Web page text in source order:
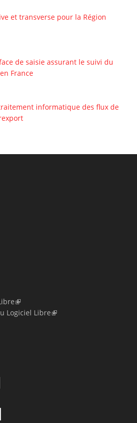
et transverse pour la Région
de saisie assurant le suivi du
France
informatique des flux de
Logiciel Libre